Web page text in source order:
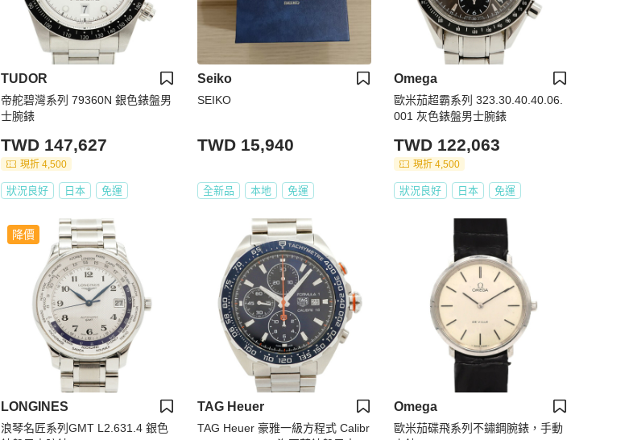
TUDOR
帝舵碧灣系列 79360N 銀色錶盤男
士腕錶
TWD 147,627
現折 4,500
狀況良好 日本 免運
Seiko
SEIKO
TWD 15,940
全新品 本地 免運
Omega
歐米茄超霸系列 323.30.40.40.06.
001 灰色錶盤男士腕錶
TWD 122,063
現折 4,500
狀況良好 日本 免運
降價
LONGINES
浪琴名匠系列GMT L2.631.4 銀色
TAG Heuer
TAG Heuer 豪雅一級方程式 Calibr
Omega
歐米茄碟飛系列不鏽鋼腕錶，手動